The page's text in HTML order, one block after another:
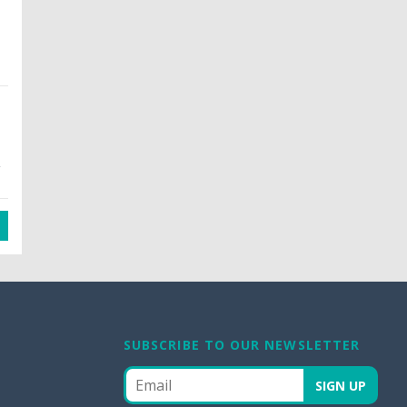
SUBSCRIBE TO OUR NEWSLETTER